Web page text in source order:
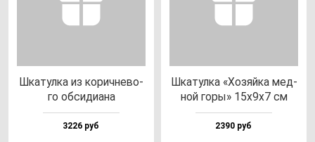
Шка­тул­ка из ко­рич­не­во­
го об­си­ди­ана
3226 руб
Шка­тул­ка «Хозяй­ка мед­
ной го­ры» 15х9х7 см
2390 руб